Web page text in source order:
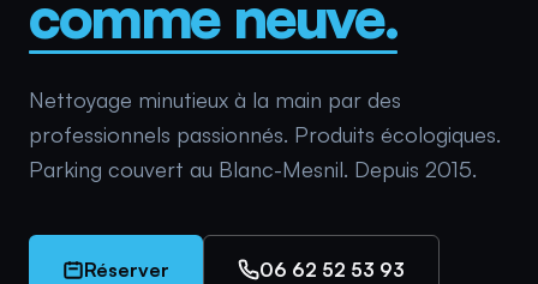
comme neuve.
Nettoyage minutieux à la main par des
professionnels passionnés. Produits écologiques.
Parking couvert au Blanc-Mesnil. Depuis 2015.
Réserver 06 62 52 53 93